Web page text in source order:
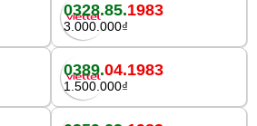
0328.85.1983
3.000.000₫
0389.04.1983
1.500.000₫